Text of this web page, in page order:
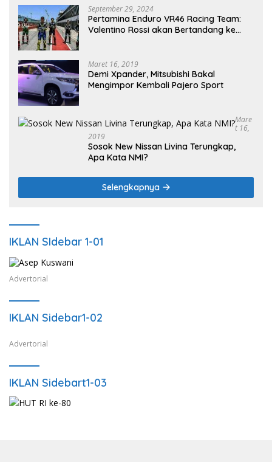
September 29, 2024
Pertamina Enduro VR46 Racing Team:
Valentino Rossi akan Bertandang ke
Maret 16, 2019
Demi Xpander, Mitsubishi Bakal
Mengimpor Kembali Pajero Sport
Mare
T 16,
2019
Sosok New Nissan Livina Terungkap,
Apa Kata NMI?
Selengkapnya
IKLAN SIdebar 1-01
Advertorial
IKLAN Sidebar1-02
Advertorial
IKLAN Sidebart1-03